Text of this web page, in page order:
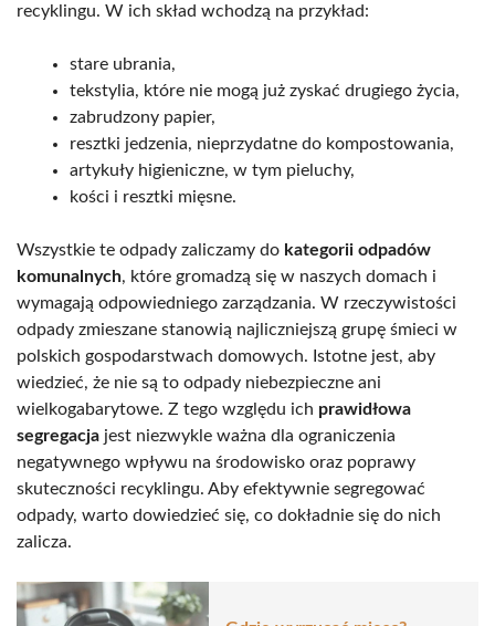
recyklingu. W ich skład wchodzą na przykład:
stare ubrania,
tekstylia, które nie mogą już zyskać drugiego życia,
zabrudzony papier,
resztki jedzenia, nieprzydatne do kompostowania,
artykuły higieniczne, w tym pieluchy,
kości i resztki mięsne.
Wszystkie te odpady zaliczamy do kategorii odpadów
komunalnych, które gromadzą się w naszych domach i
wymagają odpowiedniego zarządzania. W rzeczywistości
odpady zmieszane stanowią najliczniejszą grupę śmieci w
polskich gospodarstwach domowych. Istotne jest, aby
wiedzieć, że nie są to odpady niebezpieczne ani
wielkogabarytowe. Z tego względu ich prawidłowa
segregacja jest niezwykle ważna dla ograniczenia
negatywnego wpływu na środowisko oraz poprawy
skuteczności recyklingu. Aby efektywnie segregować
odpady, warto dowiedzieć się, co dokładnie się do nich
zalicza.